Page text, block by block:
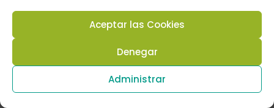
Aceptar las Cookies
Denegar
Administrar
consultar y recibir orientación
específica.
¿Dónde se realiza la parte
presencial del programa?